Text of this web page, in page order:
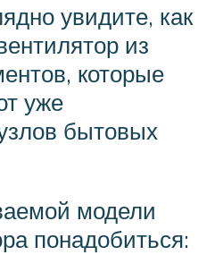
увидите, как
из
которые
уже
бытовых
модели
понадобиться: